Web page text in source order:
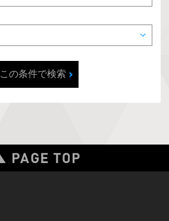
この条件で検索